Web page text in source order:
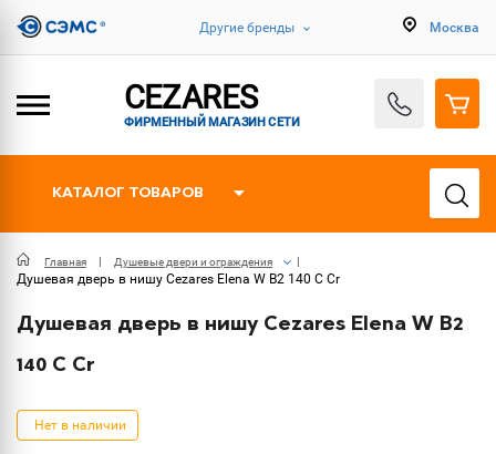
Другие бренды Москва
CEZARES
ФИРМЕННЫЙ МАГАЗИН СЕТИ
КАТАЛОГ ТОВАРОВ
Главная Душевые двери и ограждения
Душевая дверь в нишу Cezares Elena W B2 140 C Cr
Душевая дверь в нишу Cezares Elena W B2
140 C Cr
Нет в наличии